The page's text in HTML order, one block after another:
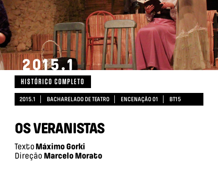
2015.1
HISTÓRICO COMPLETO
2015.1 BACHARELADO DE TEATRO ENCENAÇÃO 01 BT15
OS VERANISTAS
Texto Máximo Gorki
Direção Marcelo Morato